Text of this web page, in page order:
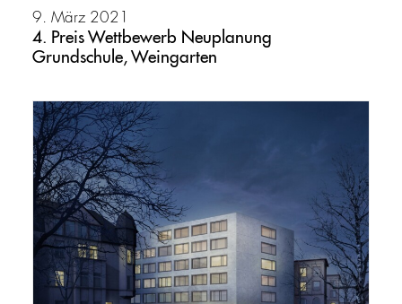
9. März 2021
4. Preis Wettbewerb Neuplanung
Grundschule, Weingarten